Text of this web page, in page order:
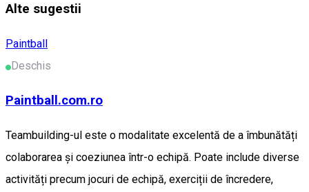
Alte sugestii
Paintball
Deschis
Paintball.com.ro
Teambuilding-ul este o modalitate excelentă de a îmbunătăți
colaborarea și coeziunea într-o echipă. Poate include diverse
activități precum jocuri de echipă, exerciții de încredere,